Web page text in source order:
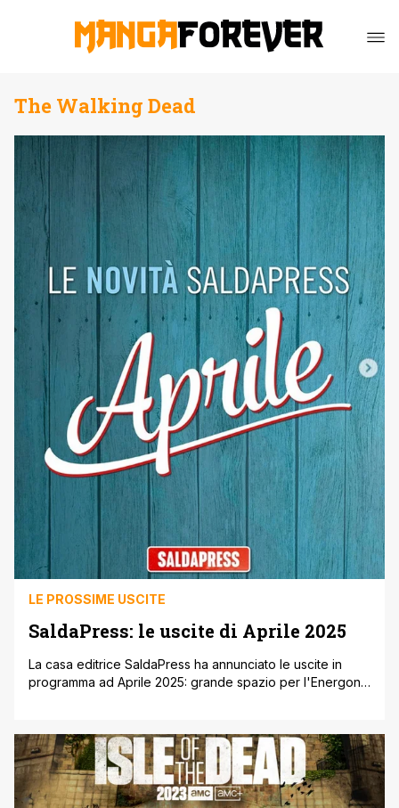
The Walking Dead
LE PROSSIME USCITE
SaldaPress: le uscite di Aprile 2025
La casa editrice SaldaPress ha annunciato le uscite in
programma ad Aprile 2025: grande spazio per l'Energon
con il volume dedicato a Scarlett che chiude la serie di
speciale Road to G.I. Joe, ma anche il 50° numero [']